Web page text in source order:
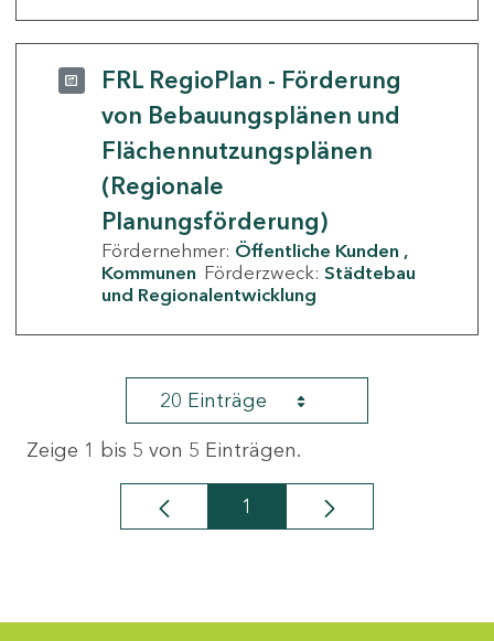
FRL RegioPlan - Förderung
von Bebauungsplänen und
Flächennutzungsplänen
(Regionale
Planungsförderung)
Fördernehmer: Öffentliche Kunden
Kommunen Förderzweck: Städtebau
und Regionalentwicklung
20 Einträge
Zeige 1 bis 5 von 5 Einträgen.
Seite
1